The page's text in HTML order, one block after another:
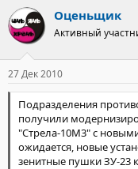
Оценьщик
Активный
27 Дек 2010
Подразделения
получили
"Стрела-10М3" с
ожидается, новые
зенитные пушки ЗУ-23